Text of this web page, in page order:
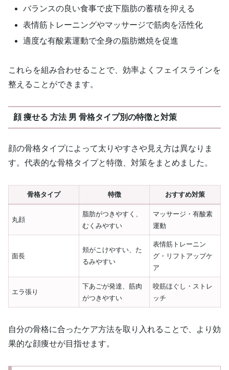
バランスの良い食事で皮下脂肪の蓄積を抑える
表情筋トレーニングやマッサージで筋肉を活性化
適度な有酸素運動で全身の脂肪燃焼を促進
これらを組み合わせることで、効率よくフェイスラインを
整えることができます。
顔 痩せる 方法 男 骨格タイプ別の特徴と対策
顔の骨格タイプによって太りやすさや見え方は異なりま
す。代表的な骨格タイプと特徴、対策をまとめました。
骨格タイプ 特徴 おすすめ対策
丸顔
脂肪がつきやすく、
むくみやすい
マッサージ・有酸素
運動
面長
頬がこけやすい、た
るみやすい
表情筋トレーニン
グ・リフトアップケ
ア
エラ張り
下あごが発達、筋肉
がつきやすい
咬筋ほぐし・ストレ
ッチ
自分の骨格に合ったケア方法を取り入れることで、より効
果的な顔痩せが目指せます。